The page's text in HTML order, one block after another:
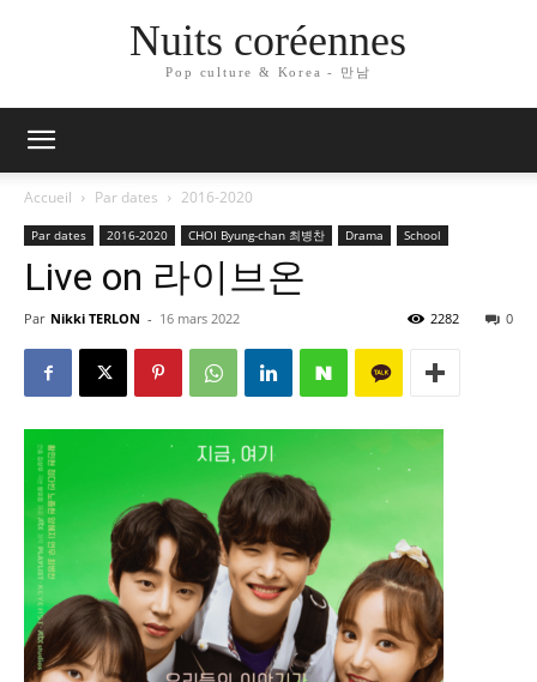
Nuits coréennes
Pop culture & Korea - 만남
Accueil Par dates 2016-2020
Par dates 2016-2020 CHOI Byung-chan 최병찬 Drama School
Live on 라이브온
Par Nikki TERLON - 16 mars 2022 0
2282